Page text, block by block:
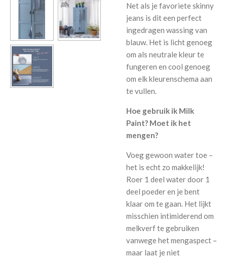
Net als je favoriete skinny
jeans is dit een perfect
ingedragen wassing van
blauw. Het is licht genoeg
om als neutrale kleur te
fungeren en cool genoeg
om elk kleurenschema aan
te vullen.
Hoe gebruik ik Milk
Paint? Moet ik het
mengen?
Voeg gewoon water toe –
het is echt zo makkelijk!
Roer 1 deel water door 1
deel poeder en je bent
klaar om te gaan. Het lijkt
misschien intimiderend om
melkverf te gebruiken
vanwege het mengaspect –
maar laat je niet